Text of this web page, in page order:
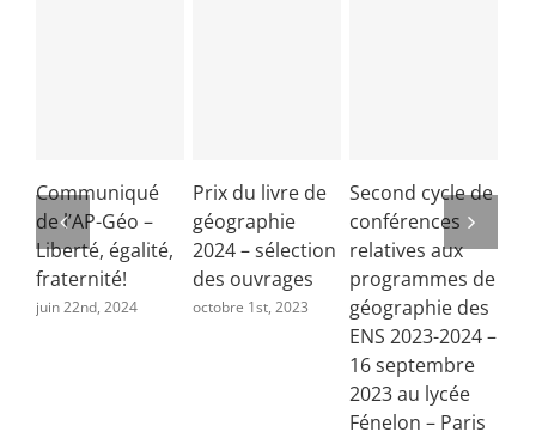
Communiqué
de l’AP-Géo –
Liberté, égalité,
fraternité!
juin 22nd, 2024
Prix du livre de
géographie
2024 – sélection
des ouvrages
octobre 1st, 2023
Second cycle de
conférences
relatives aux
programmes de
géographie des
ENS 2023-2024 –
16 septembre
2023 au lycée
Fénelon – Paris